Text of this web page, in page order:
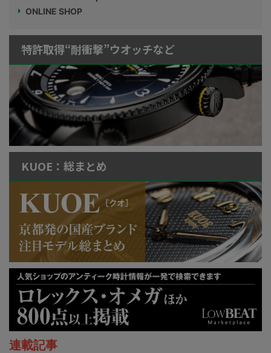
ONLINE SHOP
特許取得“耐衝撃”ウオッチなど
KUOE：総まとめ
連載記事